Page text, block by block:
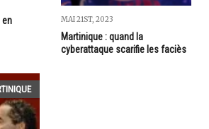
en
MAI 21ST, 2023
Martinique : quand la
cyberattaque scarifie les faciès